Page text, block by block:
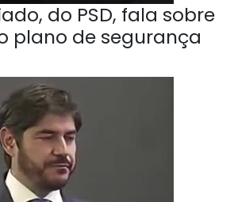
do PSD, fala sobre
plano de segurança